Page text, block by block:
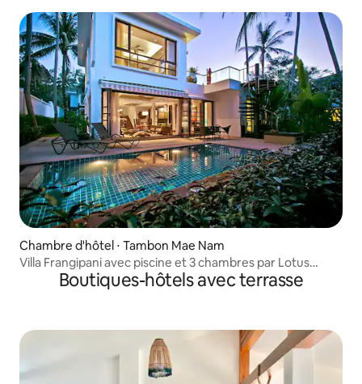
Chambre d'hôtel ⋅ Tambon Mae Nam
Villa Frangipani avec piscine et 3 chambres par Lotus
Boutiques-hôtels avec terrasse